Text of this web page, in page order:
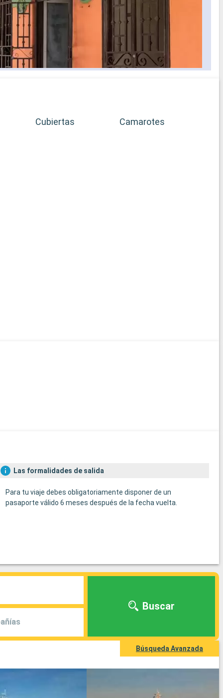
Cubiertas Camarotes
Las formalidades de salida
Para tu viaje debes obligatoriamente disponer de un
pasaporte válido 6 meses después de la fecha vuelta.
Buscar
Búsqueda Avanzada